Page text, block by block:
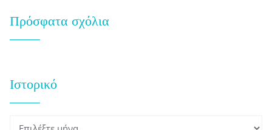
Πρόσφατα σχόλια
Ιστορικό
Ιστορικό